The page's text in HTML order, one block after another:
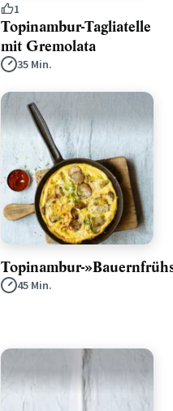
1
Topinambur-Tagliatelle
mit Gremolata
35 Min.
Topinambur-
45 Min.